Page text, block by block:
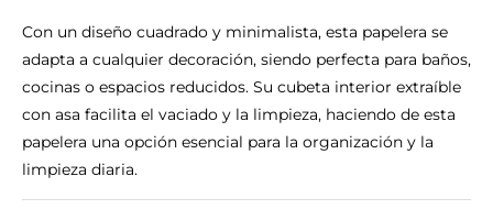
Con un diseño cuadrado y minimalista, esta papelera se
adapta a cualquier decoración, siendo perfecta para baños,
cocinas o espacios reducidos. Su cubeta interior extraíble
con asa facilita el vaciado y la limpieza, haciendo de esta
papelera una opción esencial para la organización y la
limpieza diaria.